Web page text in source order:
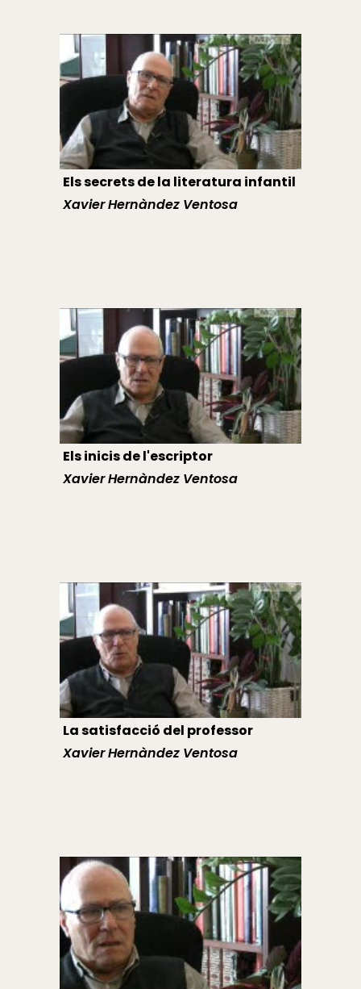
Els secrets de la literatura infantil
Xavier Hernàndez Ventosa
Els inicis de l'escriptor
Xavier Hernàndez Ventosa
La satisfacció del professor
Xavier Hernàndez Ventosa